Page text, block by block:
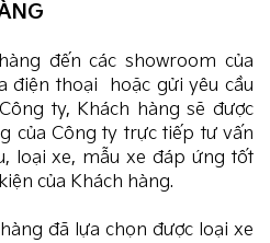
đến các showroom của
điện thoại hoặc gửi yêu cầu
ty, Khách hàng sẽ được
của Công ty trực tiếp tư vấn
loại xe, mẫu xe đáp ứng tốt
của Khách hàng.
đã lựa chọn được loại xe